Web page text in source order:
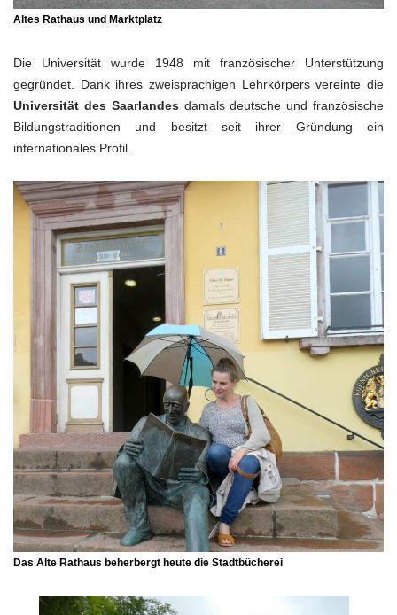
Altes Rathaus und Marktplatz
Die Universität wurde 1948 mit französischer Unterstützung
gegründet. Dank ihres zweisprachigen Lehrkörpers vereinte die
Universität des Saarlandesdamals deutsche und französische
Bildungstraditionen und besitzt seit ihrer Gründung ein
internationales Profil.
Das Alte Rathaus beherbergt heute die Stadtbücherei